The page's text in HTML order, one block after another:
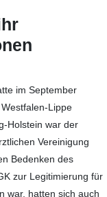
im September
Lippe
Holstein war der
Vereinigung
Bedenken des
zur Legitimierung für
war, hatten sich auch